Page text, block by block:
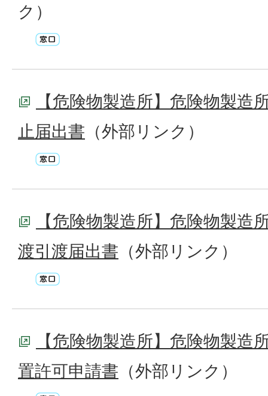
ク）
【危険物製造所】危険物製造
止届出書 （外部リンク）
【危険物製造所】危険物製造
渡引渡届出書 （外部リンク）
【危険物製造所】危険物製造
置許可申請書 （外部リンク）